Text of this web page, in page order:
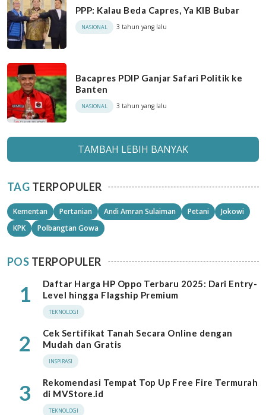
PPP: Kalau Beda Capres, Ya KIB Bubar
NASIONAL 3 tahun yang lalu
Bacapres PDIP Ganjar Safari Politik ke
Banten
NASIONAL 3 tahun yang lalu
TAMBAH LEBIH BANYAK
TAG TERPOPULER
Kementan Pertanian Andi Amran Sulaiman Petani
Jokowi
KPK
Polbangtan Gowa
POS TERPOPULER
1
Daftar Harga HP Oppo Terbaru 2025: Dari Entry-
Level hingga Flagship Premium
TEKNOLOGI
2
Cek Sertifikat Tanah Secara Online dengan
Mudah dan Gratis
INSPIRASI
3
Rekomendasi Tempat Top Up Free Fire Termurah
di MVStore.id
TEKNOLOGI